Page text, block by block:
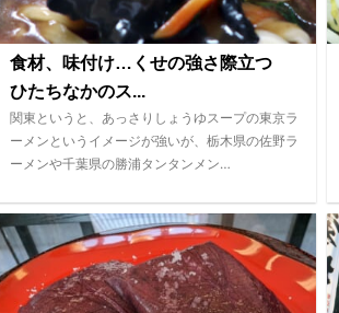
食材、味付け…くせの強さ際立つ
ひたちなかのス...
関東というと、あっさりしょうゆスープの東京ラ
ーメンというイメージが強いが、栃木県の佐野ラ
ーメンや千葉県の勝浦タンタンメン…